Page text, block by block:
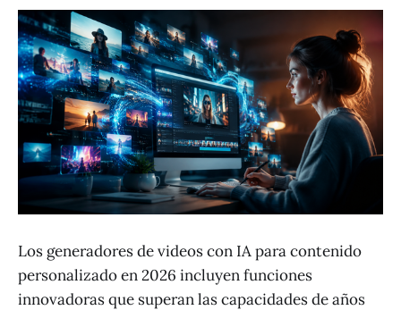
Los generadores de videos con IA para contenido
personalizado en 2026 incluyen funciones
innovadoras que superan las capacidades de años